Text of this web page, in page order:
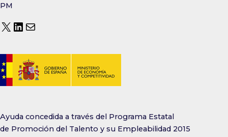
PM
Ayuda concedida a través del Programa Estatal
de Promoción del Talento y su Empleabilidad 2015